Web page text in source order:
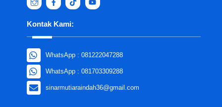
Kontak Kami:
WhatsApp : 081222047288
WhatsApp : 081703309288
sinarmutiaraindah36@gmail.com